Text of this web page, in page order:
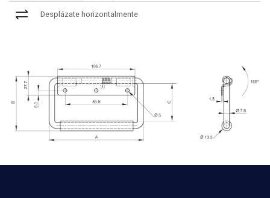
Desplázate horizontalmente